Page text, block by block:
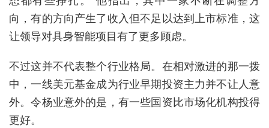
向，有的方向产生了收入但不足以达到上市标准，这
让领导对具身智能项目有了更多顾虑。
不过这并不代表整个行业格局。在相对激进的那一拨
中，一线美元基金成为行业早期投资主力并不让人意
外。令杨业意外的是，有一些国资比市场化机构投得
更好。